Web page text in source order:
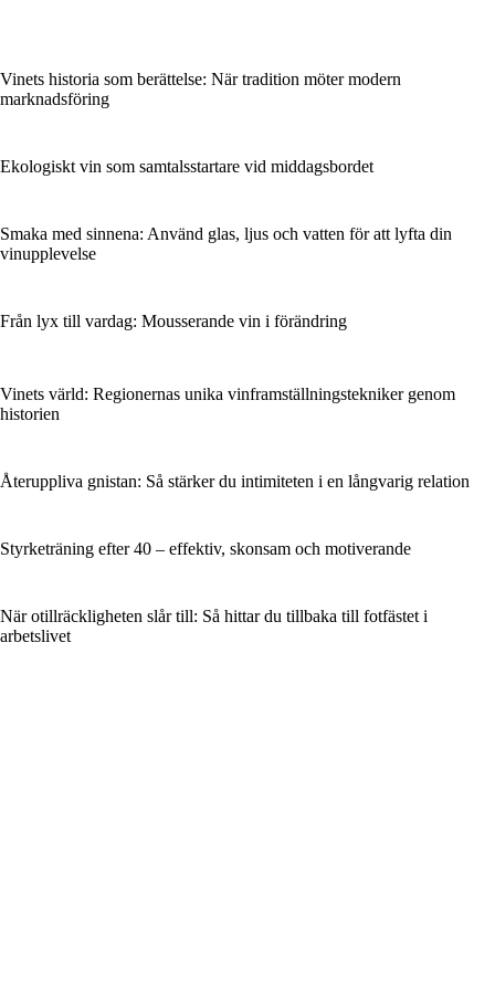
Vinets historia som berättelse: När tradition möter modern
marknadsföring
Ekologiskt vin som samtalsstartare vid middagsbordet
Smaka med sinnena: Använd glas, ljus och vatten för att lyfta din
vinupplevelse
Från lyx till vardag: Mousserande vin i förändring
Vinets värld: Regionernas unika vinframställningstekniker genom
historien
Återuppliva gnistan: Så stärker du intimiteten i en långvarig relation
Styrketräning efter 40 – effektiv, skonsam och motiverande
När otillräckligheten slår till: Så hittar du tillbaka till fotfästet i
arbetslivet